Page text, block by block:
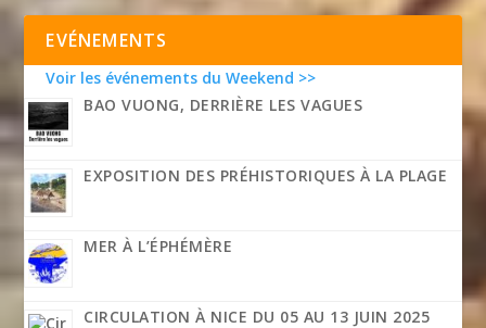
EVÉNEMENTS
Voir les événements du Weekend >>
BAO VUONG, DERRIÈRE LES VAGUES
EXPOSITION DES PRÉHISTORIQUES À LA PLAGE
MER À L’ÉPHÉMÈRE
CIRCULATION À NICE DU 05 AU 13 JUIN 2025